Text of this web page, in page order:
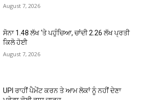
August 7, 2026
ਸੋਨਾ ₹1.48 ਲੱਖ ‘ਤੇ ਪਹੁੰਚਿਆ, ਚਾਂਦੀ ₹2.26 ਲੱਖ ਪ੍ਰਤੀ
ਕਿਲੋ ਹੋਈ
August 7, 2026
UPI ਰਾਹੀਂ ਪੈਮੇਂਟ ਕਰਨ ਤੇ ਆਮ ਲੋਕਾਂ ਨੂੰ ਨਹੀਂ ਦੇਣਾ